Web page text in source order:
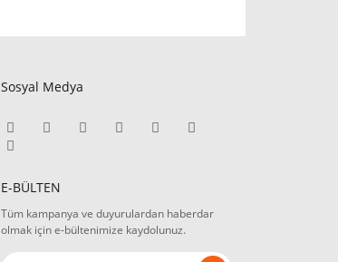
Sosyal Medya
E-BÜLTEN
Tüm kampanya ve duyurulardan haberdar
olmak için e-bültenimize kaydolunuz.